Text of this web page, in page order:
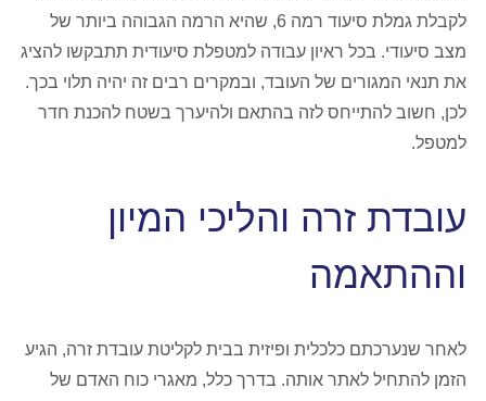
לקבלת גמלת סיעוד רמה 6, שהיא הרמה הגבוהה ביותר של
מצב סיעודי. בכל ראיון עבודה למטפלת סיעודית תתבקשו להציג
את תנאי המגורים של העובד, ובמקרים רבים זה יהיה תלוי בכך.
לכן, חשוב להתייחס לזה בהתאם ולהיערך בשטח להכנת חדר
למטפל.
עובדת זרה והליכי המיון
וההתאמה
לאחר שנערכתם כלכלית ופיזית בבית לקליטת עובדת זרה, הגיע
הזמן להתחיל לאתר אותה. בדרך כלל, מאגרי כוח האדם של